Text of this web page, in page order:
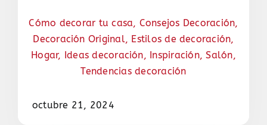
Cómo decorar tu casa, Consejos Decoración,
Decoración Original, Estilos de decoración,
Hogar, Ideas decoración, Inspiración,Salón,
Tendencias decoración
octubre 21, 2024